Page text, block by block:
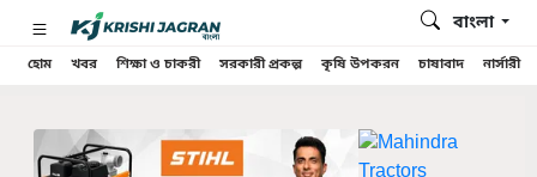
হোম খবর শিক্ষা ও চাকরী সরকারী প্রকল্প কৃষি উপকরন চাষাবাদ নার্সারী
বাংলা